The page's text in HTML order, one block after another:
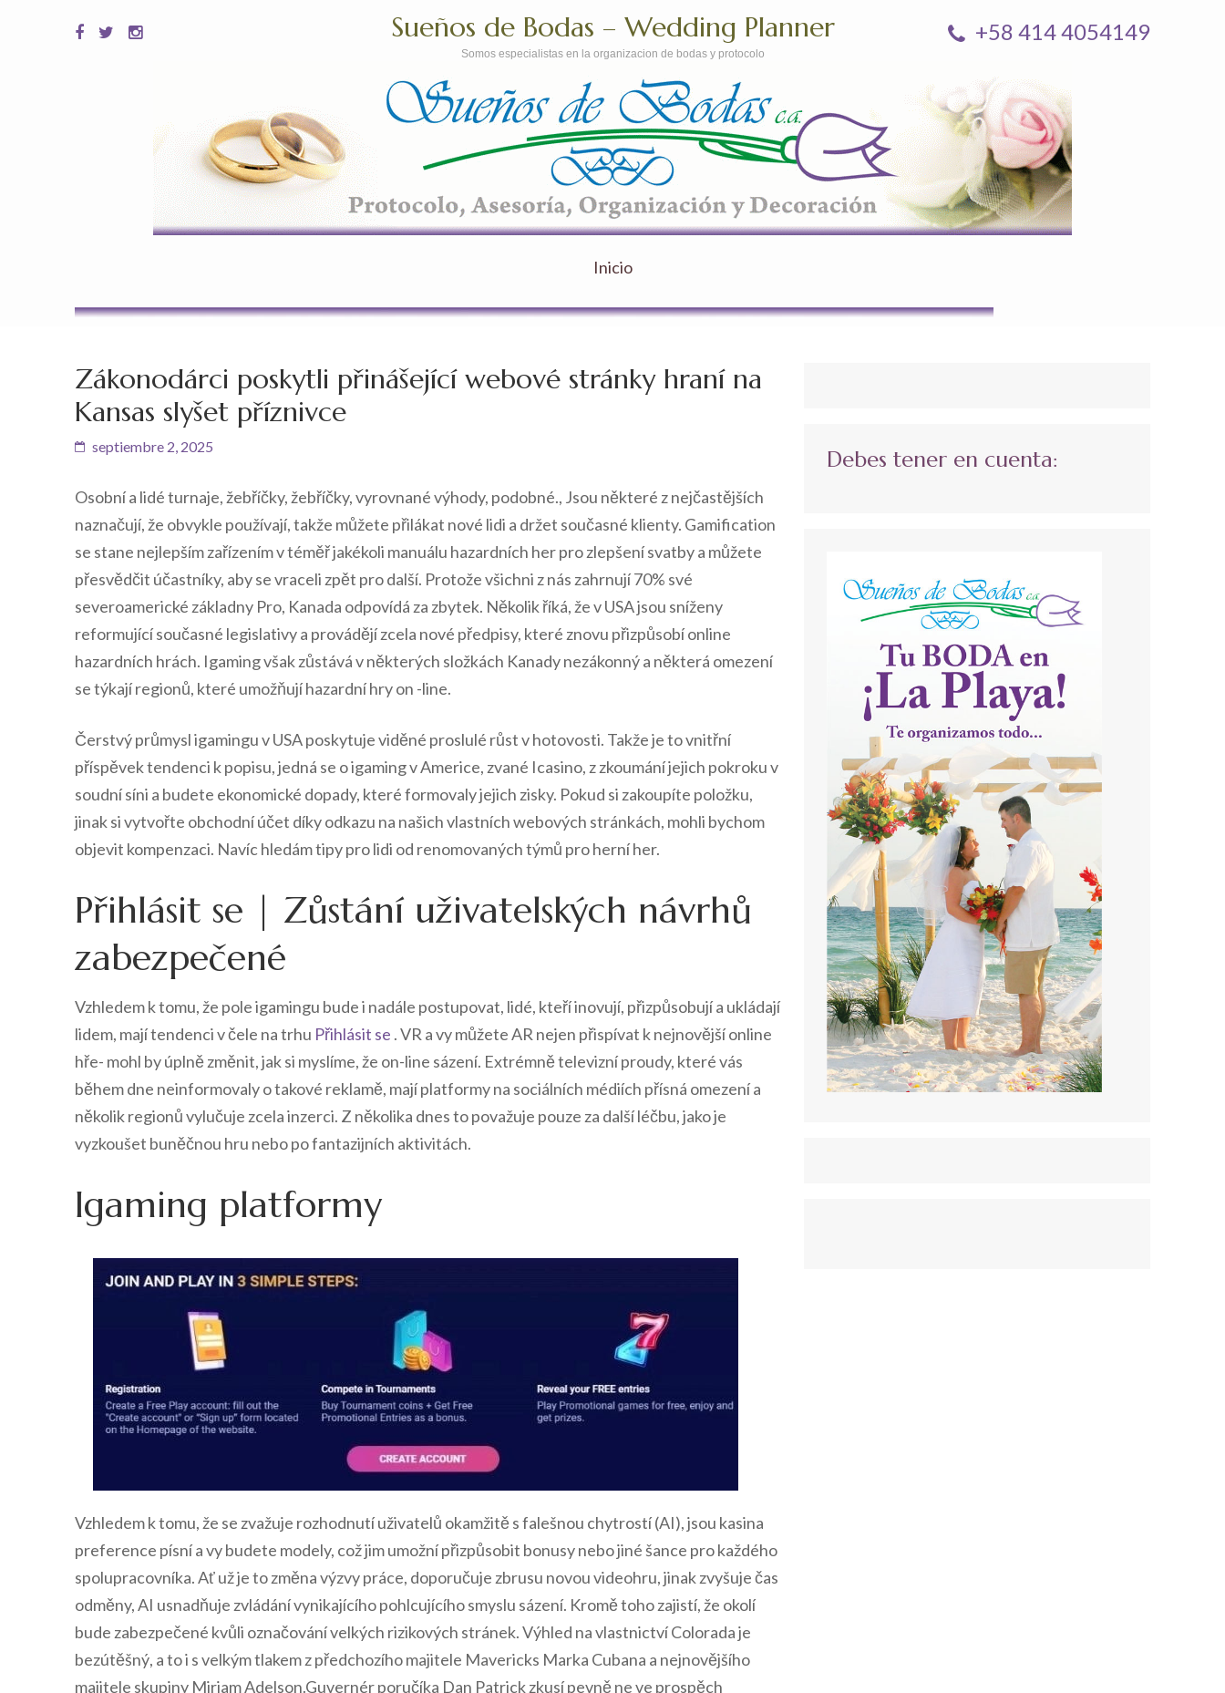
+58 414 4054149
Sueños de Bodas – Wedding Planner
Somos especialistas en la organizacion de bodas y protocolo
Inicio
Zákonodárci poskytli přinášející webové stránky hraní na
Kansas slyšet příznivce
septiembre 2, 2025
Osobní a lidé turnaje, žebříčky, žebříčky, vyrovnané výhody, podobné., Jsou některé z nejčastějších
naznačují, že obvykle používají, takže můžete přilákat nové lidi a držet současné klienty. Gamification
se stane nejlepším zařízením v téměř jakékoli manuálu hazardních her pro zlepšení svatby a můžete
přesvědčit účastníky, aby se vraceli zpět pro další. Protože všichni z nás zahrnují 70% své
severoamerické základny Pro, Kanada odpovídá za zbytek. Několik říká, že v USA jsou sníženy
reformující současné legislativy a provádějí zcela nové předpisy, které znovu přizpůsobí online
hazardních hrách. Igaming však zůstává v některých složkách Kanady nezákonný a některá omezení
se týkají regionů, které umožňují hazardní hry on -line.
Čerstvý průmysl igamingu v USA poskytuje viděné proslulé růst v hotovosti. Takže je to vnitřní
příspěvek tendenci k popisu, jedná se o igaming v Americe, zvané Icasino, z zkoumání jejich pokroku v
soudní síni a budete ekonomické dopady, které formovaly jejich zisky. Pokud si zakoupíte položku,
jinak si vytvořte obchodní účet díky odkazu na našich vlastních webových stránkách, mohli bychom
objevit kompenzaci. Navíc hledám tipy pro lidi od renomovaných týmů pro herní her.
Přihlásit se | Zůstání uživatelských návrhů
zabezpečené
Vzhledem k tomu, že pole igamingu bude i nadále postupovat, lidé, kteří inovují, přizpůsobují a ukládají
lidem, mají tendenci v čele na trhu Přihlásit se . VR a vy můžete AR nejen přispívat k nejnovější online
hře- mohl by úplně změnit, jak si myslíme, že on-line sázení. Extrémně televizní proudy, které vás
během dne neinformovaly o takové reklamě, mají platformy na sociálních médiích přísná omezení a
několik regionů vylučuje zcela inzerci. Z několika dnes to považuje pouze za další léčbu, jako je
vyzkoušet buněčnou hru nebo po fantazijních aktivitách.
Igaming platformy
Vzhledem k tomu, že se zvažuje rozhodnutí uživatelů okamžitě s falešnou chytrostí (AI), jsou kasina
preference písní a vy budete modely, což jim umožní přizpůsobit bonusy nebo jiné šance pro každého
spolupracovníka. Ať už je to změna výzvy práce, doporučuje zbrusu novou videohru, jinak zvyšuje čas
odměny, AI usnadňuje zvládání vynikajícího pohlcujícího smyslu sázení. Kromě toho zajistí, že okolí
bude zabezpečené kvůli označování velkých rizikových stránek. Výhled na vlastnictví Colorada je
bezútěšný, a to i s velkým tlakem z předchozího majitele Mavericks Marka Cubana a nejnovějšího
majitele skupiny Miriam Adelson.Guvernér poručíka Dan Patrick zkusí pevně ne ve prospěch
Debes tener en cuenta: